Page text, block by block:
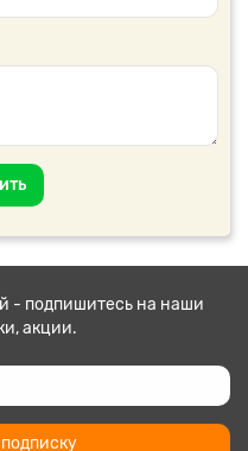
- подпишитесь на наши
акции.